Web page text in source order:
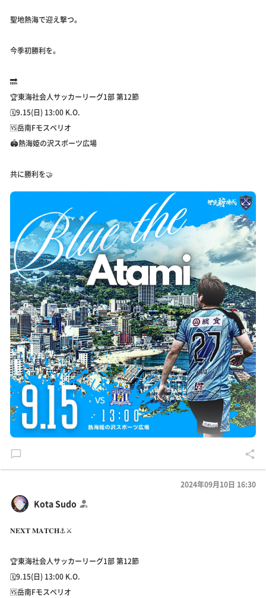
聖地熱海で迎え撃つ。
今季初勝利を。
🔜
🏆東海社会人サッカーリーグ1部 第12節
🗓️9.15(日) 13:00 K.O.
🆚岳南Fモスペリオ
🏟️熱海姫の沢スポーツ広場
共に勝利を🤝
Kota Sudo
2024年09月10日 16:30
𝐍𝐄𝐗𝐓 𝐌𝐀𝐓𝐂𝐇⚓️⚔️
🏆東海社会人サッカーリーグ1部 第12節
🗓️9.15(日) 13:00 K.O.
🆚岳南Fモスペリオ